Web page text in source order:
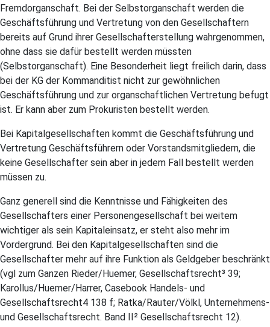
Fremdorganschaft. Bei der Selbstorganschaft werden die
Geschäftsführung und Vertretung von den Gesellschaftern
bereits auf Grund ihrer Gesellschafterstellung wahrgenommen,
ohne dass sie dafür bestellt werden müssten
(Selbstorganschaft). Eine Besonderheit liegt freilich darin, dass
bei der KG der Kommanditist nicht zur gewöhnlichen
Geschäftsführung und zur organschaftlichen Vertretung befugt
ist. Er kann aber zum Prokuristen bestellt werden.
Bei Kapitalgesellschaften kommt die Geschäftsführung und
Vertretung Geschäftsführern oder Vorstandsmitgliedern, die
keine Gesellschafter sein aber in jedem Fall bestellt werden
müssen zu.
Ganz generell sind die Kenntnisse und Fähigkeiten des
Gesellschafters einer Personengesellschaft bei weitem
wichtiger als sein Kapitaleinsatz, er steht also mehr im
Vordergrund. Bei den Kapitalgesellschaften sind die
Gesellschafter mehr auf ihre Funktion als Geldgeber beschränkt
(vgl zum Ganzen Rieder/Huemer, Gesellschaftsrecht³ 39;
Karollus/Huemer/Harrer, Casebook Handels- und
Gesellschaftsrecht4 138 f; Ratka/Rauter/Völkl, Unternehmens-
und Gesellschaftsrecht. Band II² Gesellschaftsrecht 12).